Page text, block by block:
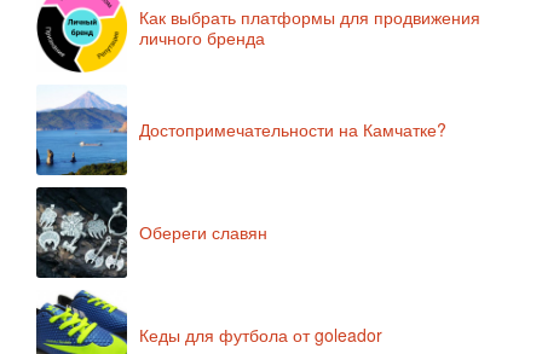
Как выбрать платформы для продвижения
личного бренда
Достопримечательности на Камчатке?
Обереги славян
Кеды для футбола от goleador